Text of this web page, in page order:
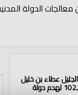
الدولة
عطاء بن خليل
أبو الرشتة بمناسبة الذكرى الــ102 لهدم دولة